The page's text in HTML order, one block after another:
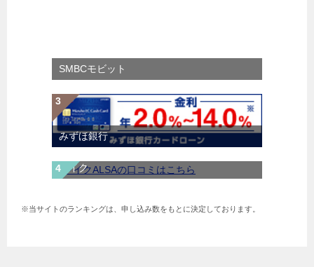
SMBCモビット
みずほ銀行
レイク
※当サイトのランキングは、申し込み数をもとに決定しております。